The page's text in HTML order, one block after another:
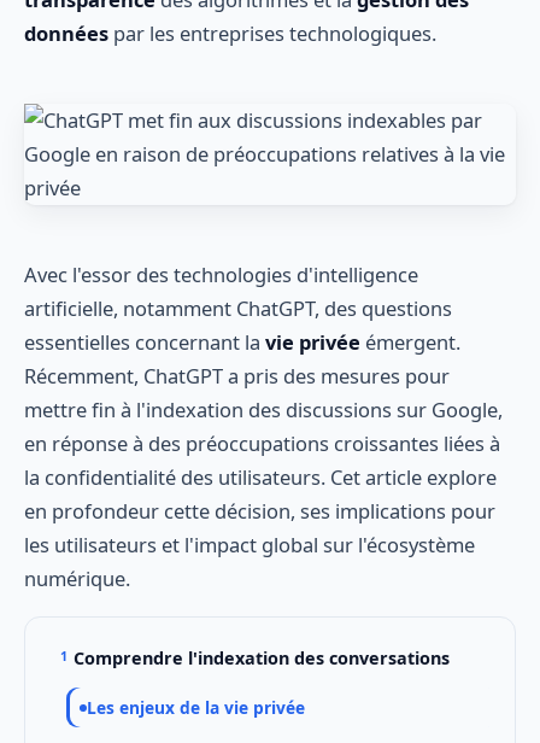
données par les entreprises technologiques.
Avec l'essor des technologies d'intelligence
artificielle, notamment ChatGPT, des questions
essentielles concernant la vie privée émergent.
Récemment, ChatGPT a pris des mesures pour
mettre fin à l'indexation des discussions sur Google,
en réponse à des préoccupations croissantes liées à
la confidentialité des utilisateurs. Cet article explore
en profondeur cette décision, ses implications pour
les utilisateurs et l'impact global sur l'écosystème
numérique.
Comprendre l'indexation des conversations
Les enjeux de la vie privée